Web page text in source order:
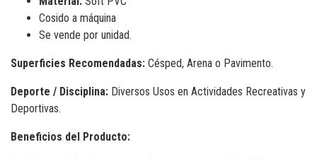
Cosido a máquina
Se vende por unidad.
Superficies Recomendadas: Césped, Arena o Pavimento.
Deporte / Disciplina: Diversos Usos en Actividades Recreativas y
Deportivas.
Beneficios del Producto: